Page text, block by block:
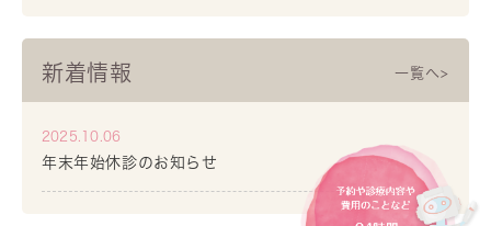
新着情報 一覧へ>
2025.10.06
年末年始休診のお知らせ